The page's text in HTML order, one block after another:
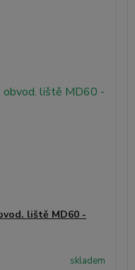
liště MD60 -
skladem